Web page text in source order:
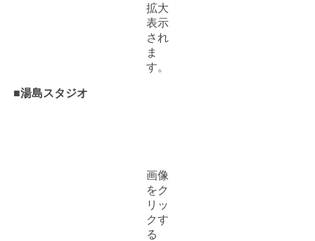
拡大
表示
され
ま
す。
■湯島スタジオ
画像
をク
リッ
クす
る